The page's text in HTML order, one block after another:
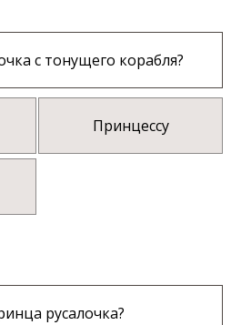
с тонущего корабля?
Принцессу
русалочка?